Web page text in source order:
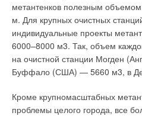
метантенков полезным
м. Для крупных очистных
индивидуальные проекты
6000–8000 м3. Так, объем
на очистной станции Могден
Буффало (США) — 5660 м3, в
Кроме крупномасштабных
проблемы целого города, все